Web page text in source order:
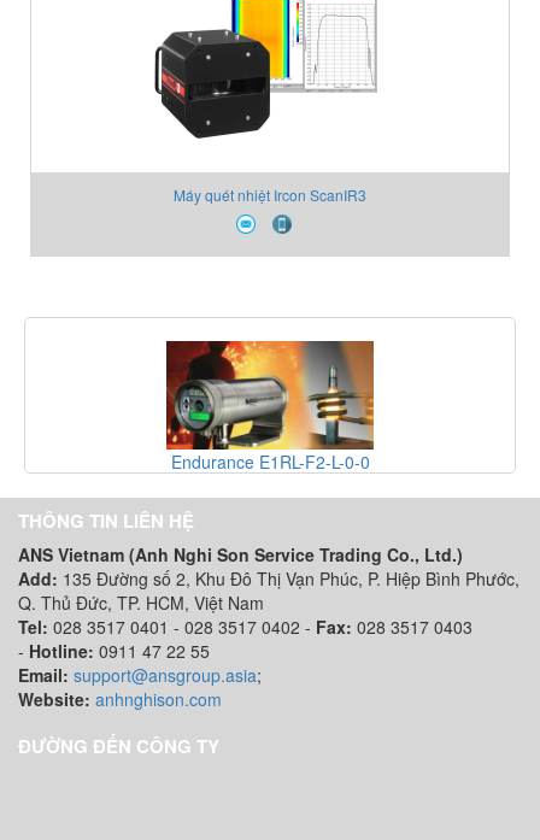
Máy quét nhiệt Ircon ScanIR3
THÔNG TIN LIÊN HỆ
ANS Vietnam (Anh Nghi Son Service Trading Co., Ltd.)
Add: 135 Đường số 2, Khu Đô Thị Vạn Phúc, P. Hiệp Bình Phước,
Q. Thủ Đức, TP. HCM, Việt Nam
Tel: 028 3517 0401 - 028 3517 0402 - Fax: 028 3517 0403
- Hotline: 0911 47 22 55
Email: support@ansgroup.asia;
Website: anhnghison.com
ĐƯỜNG ĐẾN CÔNG TY